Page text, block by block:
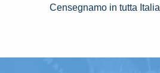
Censegnamo in tutta Italia